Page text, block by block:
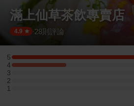
滿上仙草茶飲專賣店
4.9 ·28則評論
5
5 星：6 則評論
4
4 星：2 則評論
3
3 星：0 則評論
2
2 星：0 則評論
1
1 星：0 則評論